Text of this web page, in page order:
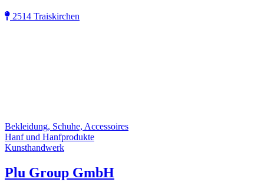
2514 Traiskirchen
Bekleidung, Schuhe, Accessoires
Hanf und Hanfprodukte
Kunsthandwerk
Plu Group GmbH